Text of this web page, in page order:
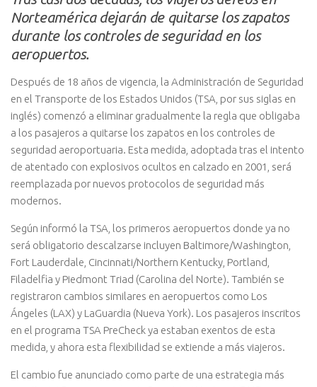
Norteamérica dejarán de quitarse los zapatos
durante los controles de seguridad en los
aeropuertos.
Después de 18 años de vigencia, la Administración de Seguridad
en el Transporte de los Estados Unidos (TSA, por sus siglas en
inglés) comenzó a eliminar gradualmente la regla que obligaba
a los pasajeros a quitarse los zapatos en los controles de
seguridad aeroportuaria. Esta medida, adoptada tras el intento
de atentado con explosivos ocultos en calzado en 2001, será
reemplazada por nuevos protocolos de seguridad más
modernos.
Según informó la TSA, los primeros aeropuertos donde ya no
será obligatorio descalzarse incluyen Baltimore/Washington,
Fort Lauderdale, Cincinnati/Northern Kentucky, Portland,
Filadelfia y Piedmont Triad (Carolina del Norte). También se
registraron cambios similares en aeropuertos como Los
Ángeles (LAX) y LaGuardia (Nueva York). Los pasajeros inscritos
en el programa TSA PreCheck ya estaban exentos de esta
medida, y ahora esta flexibilidad se extiende a más viajeros.
El cambio fue anunciado como parte de una estrategia más